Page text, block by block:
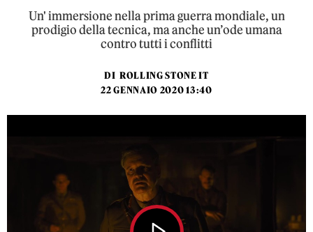
Un' immersione nella prima guerra mondiale, un
prodigio della tecnica, ma anche un’ode umana
contro tutti i conflitti
DI ROLLING STONE IT
22 GENNAIO 2020 13:40